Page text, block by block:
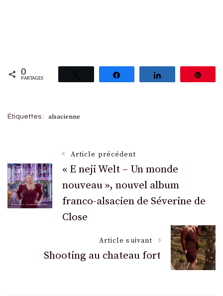
0
PARTAGES
Étiquettes : alsacienne
Navigation
des
articles
Article précédent
« E neji Welt – Un monde
nouveau », nouvel album
franco-alsacien de Séverine de
Close
Article suivant
Shooting au chateau fort